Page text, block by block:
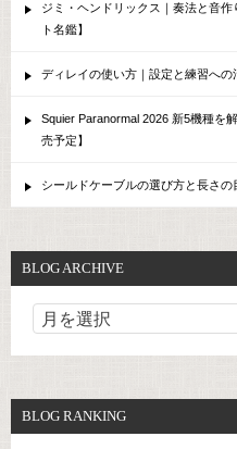
ジミ・ヘンドリックス｜奏法と音
ト名鑑】
ディレイの使い方｜設定と練習へ
Squier Paranormal 2026 新5機種を
売予定】
シールドケーブルの選び方と長さ
BLOG ARCHIVE
BLOG RANKING